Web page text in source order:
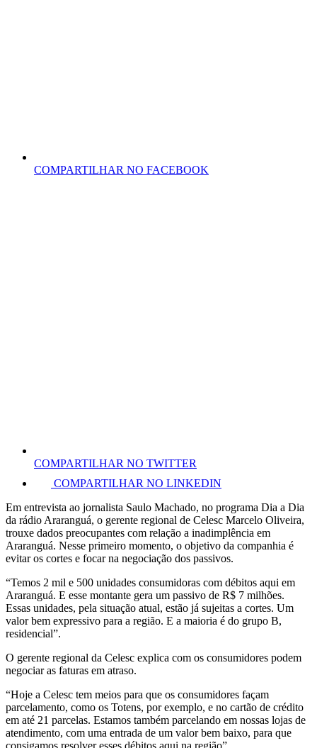
COMPARTILHAR NO FACEBOOK
COMPARTILHAR NO TWITTER
COMPARTILHAR NO LINKEDIN
Em entrevista ao jornalista Saulo Machado, no programa Dia a Dia
da rádio Araranguá, o gerente regional de Celesc Marcelo Oliveira,
trouxe dados preocupantes com relação a inadimplência em
Araranguá. Nesse primeiro momento, o objetivo da companhia é
evitar os cortes e focar na negociação dos passivos.
“Temos 2 mil e 500 unidades consumidoras com débitos aqui em
Araranguá. E esse montante gera um passivo de R$ 7 milhões.
Essas unidades, pela situação atual, estão já sujeitas a cortes. Um
valor bem expressivo para a região. E a maioria é do grupo B,
residencial”.
O gerente regional da Celesc explica com os consumidores podem
negociar as faturas em atraso.
“Hoje a Celesc tem meios para que os consumidores façam
parcelamento, como os Totens, por exemplo, e no cartão de crédito
em até 21 parcelas. Estamos também parcelando em nossas lojas de
atendimento, com uma entrada de um valor bem baixo, para que
consigamos resolver esses débitos aqui na região”.